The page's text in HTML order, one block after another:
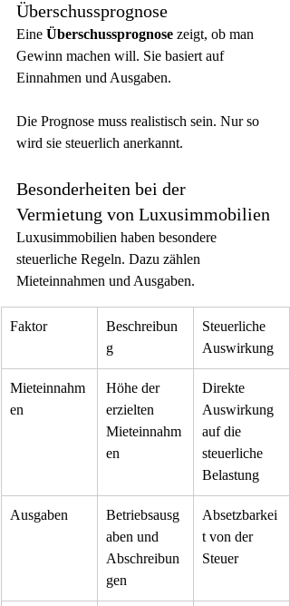
Überschussprognose
Eine Überschussprognose zeigt, ob man
Gewinn machen will. Sie basiert auf
Einnahmen und Ausgaben.
Die Prognose muss realistisch sein. Nur so
wird sie steuerlich anerkannt.
Besonderheiten bei der
Vermietung von Luxusimmobilien
Luxusimmobilien haben besondere
steuerliche Regeln. Dazu zählen
Mieteinnahmen und Ausgaben.
Faktor
Beschreibun
g
Steuerliche
Auswirkung
Mieteinnahm
en
Höhe der
erzielten
Mieteinnahm
en
Direkte
Auswirkung
auf die
steuerliche
Belastung
Ausgaben
Betriebsausg
aben und
Abschreibun
gen
Absetzbarkei
t von der
Steuer